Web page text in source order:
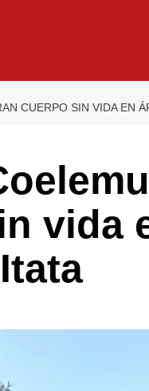
CUERPO SIN VIDA EN
vida